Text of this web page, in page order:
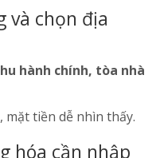
và chọn địa
hành chính, tòa nhà
mặt tiền dễ nhìn thấy.
hóa cần nhập